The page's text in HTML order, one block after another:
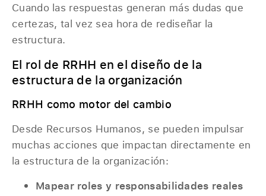
Cuando las respuestas generan más dudas que
certezas, tal vez sea hora de rediseñar la
estructura.
El rol de RRHH en el diseño de la
estructura de la organización
RRHH como motor del cambio
Desde Recursos Humanos, se pueden impulsar
muchas acciones que impactan directamente en
la estructura de la organización:
Mapear roles y responsabilidades reales